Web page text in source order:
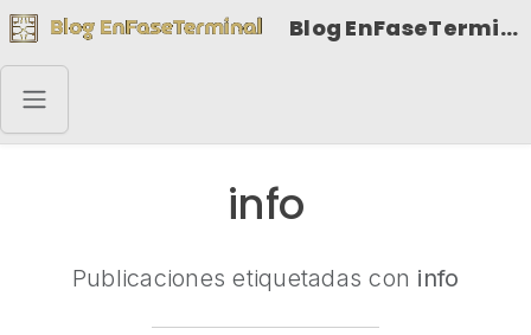
Blog EnFaseTerminal
info
Publicaciones etiquetadas con info